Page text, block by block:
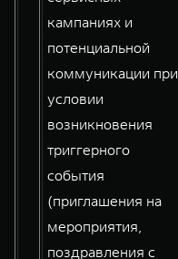
кампаниях и
потенциальной
коммуникации при
условии
возникновения
триггерного
события
(приглашения на
мероприятия,
поздравления с